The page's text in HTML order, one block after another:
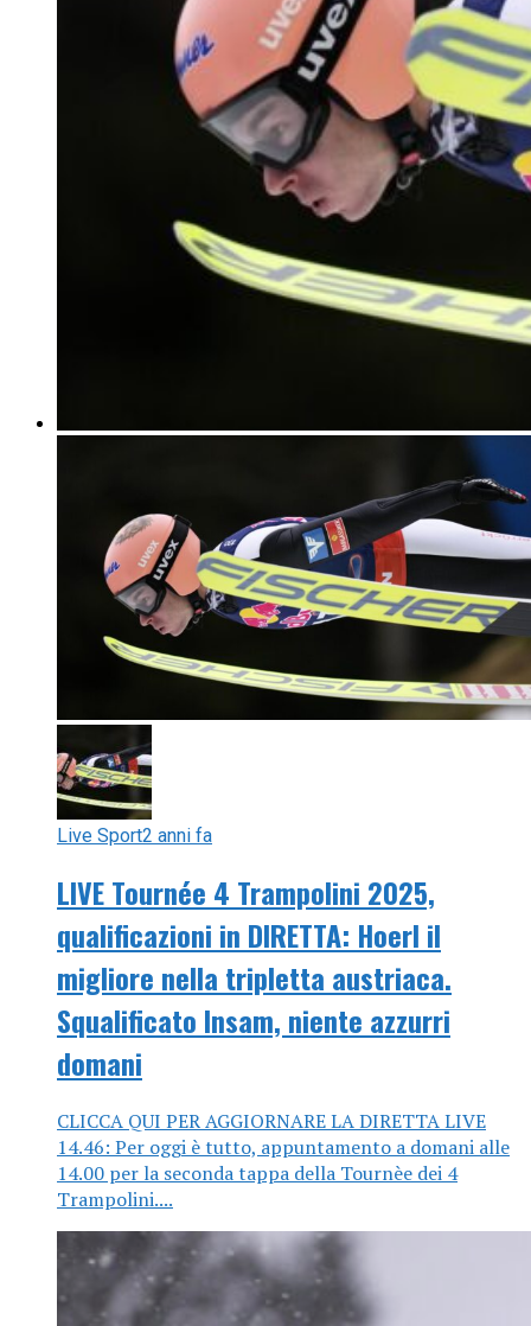
Live Sport2 anni fa
LIVE Tournée 4 Trampolini 2025,
qualificazioni in DIRETTA: Hoerl il
migliore nella tripletta austriaca.
Squalificato Insam, niente azzurri
domani
CLICCA QUI PER AGGIORNARE LA DIRETTA LIVE
14.46: Per oggi è tutto, appuntamento a domani alle
14.00 per la seconda tappa della Tournèe dei 4
Trampolini....